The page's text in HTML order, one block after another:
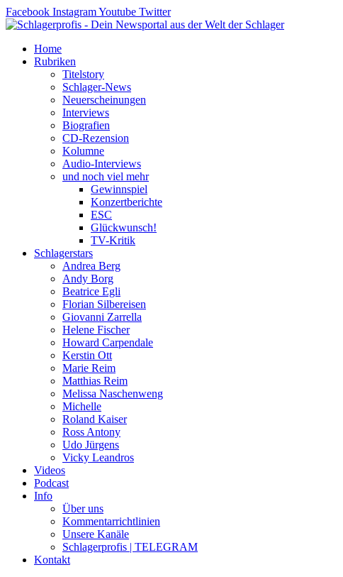
Zum
Inhalt
Facebook InstagramYoutube Twitter
Home
Rubriken
Titelstory
Schlager-News
Neuerscheinungen
Interviews
Biografien
CD-Rezension
Kolumne
Audio-Interviews
und noch viel mehr
Gewinnspiel
Konzertberichte
ESC
Glückwunsch!
TV-Kritik
Schlagerstars
Andrea Berg
Andy Borg
Beatrice Egli
Florian Silbereisen
Giovanni Zarrella
Helene Fischer
Howard Carpendale
Kerstin Ott
Marie Reim
Matthias Reim
Melissa Naschenweng
Michelle
Roland Kaiser
Ross Antony
Udo Jürgens
Vicky Leandros
Videos
Podcast
Info
Über uns
Kommentarrichtlinien
Unsere Kanäle
Schlagerprofis | TELEGRAM
Kontakt